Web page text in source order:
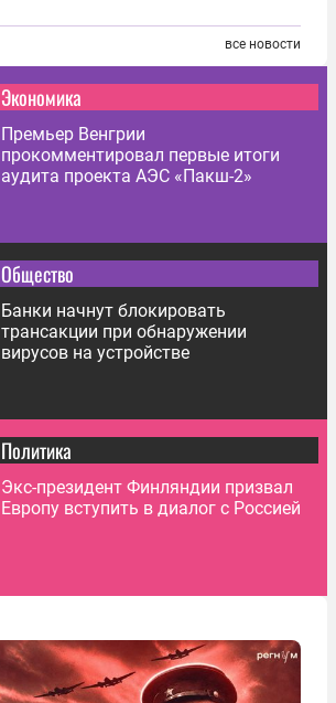
все новости
Экономика
Премьер Венгрии
прокомментировал первые итоги
аудита проекта АЭС «Пакш-2»
Общество
Банки начнут блокировать
трансакции при обнаружении
вирусов на устройстве
Политика
Экс-президент Финляндии призвал
Европу вступить в диалог с Россией